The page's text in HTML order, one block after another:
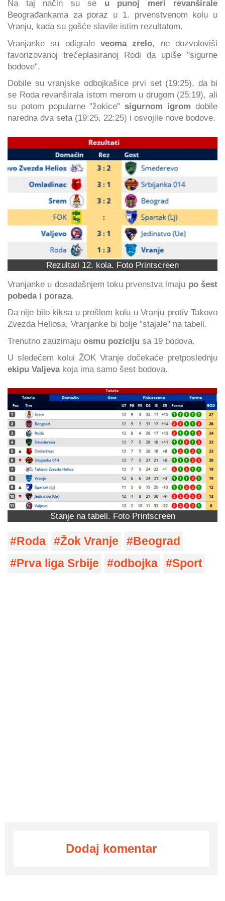
Na taj način su se u punoj meri revanširale
Beograđankama za poraz u 1. prvenstvenom kolu u
Vranju, kada su gošće slavile istim rezultatom.
Vranjanke su odigrale veoma zrelo, ne dozvoloviši
favorizovanoj trećeplasiranoj Rodi da upiše "sigurne
bodove".
Dobile su vranjske odbojkašice prvi set (19:25), da bi
se Roda revanširala istom merom u drugom (25:19), ali
su potom popularne "žokice"sigurnom igrom dobile
naredna dva seta (19:25, 22:25) i osvojile nove bodove.
Rezultati 12. kola. Foto Printscreen
Vranjanke u dosadašnjem toku prvenstva imaju po šest
pobeda i poraza.
Da nije bilo kiksa u prošlom kolu u Vranju protiv Takovo
Zvezda Heliosa, Vranjanke bi bolje "stajale" na tabeli.
Trenutno zauzimaju osmu poziciju sa 19 bodova.
U sledećem kolui ŽOK Vranje dočekaće pretposlednju
ekipu Valjevakoja ima samo šest bodova.
Stanje na tabeli. Foto Printscreen
Roda Žok Vranje
Beograd
Prva liga Srbije
odbojka Sport
Dodaj komentar